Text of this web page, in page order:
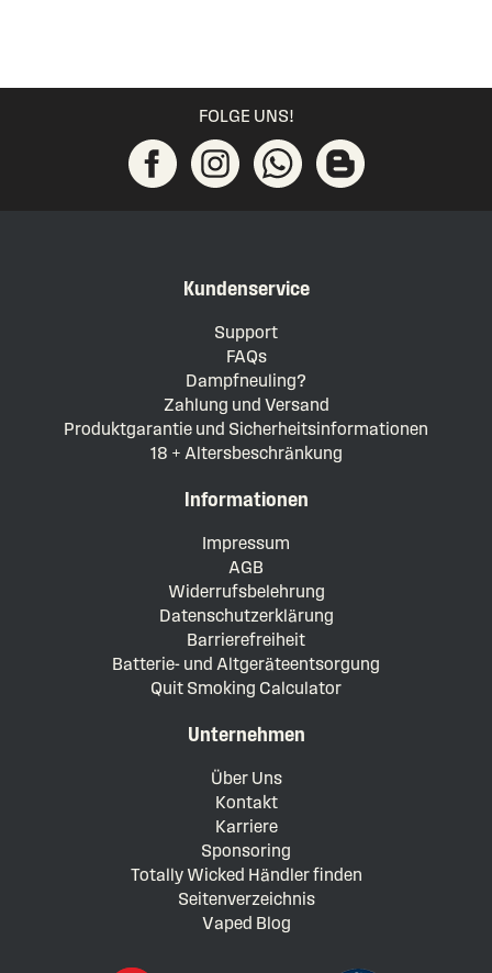
FOLGE UNS!
Kundenservice
Support
FAQs
Dampfneuling?
Zahlung und Versand
Produktgarantie und Sicherheitsinformationen
18 + Altersbeschränkung
Informationen
Impressum
AGB
Widerrufsbelehrung
Datenschutzerklärung
Barrierefreiheit
Batterie- und Altgeräteentsorgung
Quit Smoking Calculator
Unternehmen
Über Uns
Kontakt
Karriere
Sponsoring
Totally Wicked Händler finden
Seitenverzeichnis
Vaped Blog